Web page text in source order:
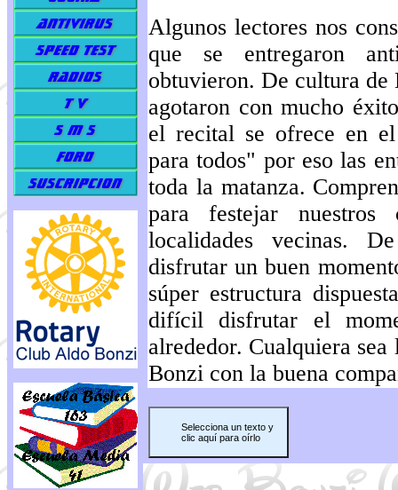
Algunos lectores nos
que se entregaron
obtuvieron. De cultura de
agotaron con mucho
el recital se ofrece en
para todos" por eso las
toda la matanza.
para festejar nuestros
localidades vecinas.
disfrutar un buen
súper estructura
difícil disfrutar el
alrededor. Cualquiera
Bonzi con la buena
Selecciona un texto y
clic aquí para oírlo